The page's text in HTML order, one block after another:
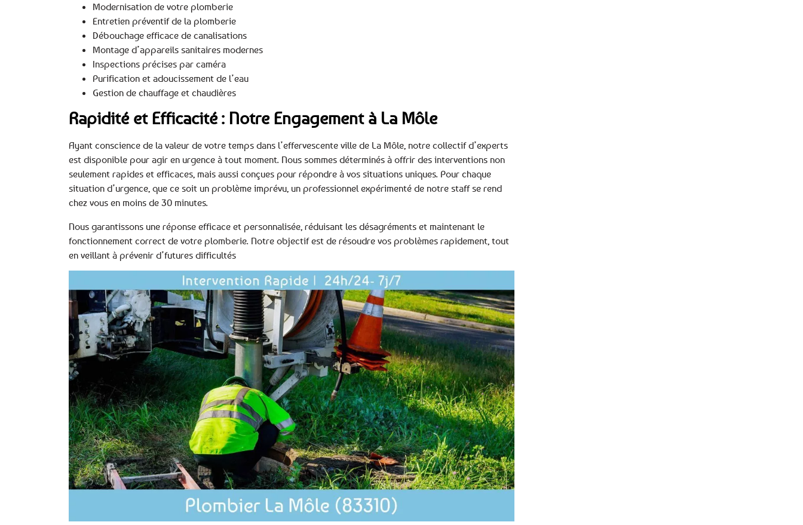
Modernisation de votre plomberie
Entretien préventif de la plomberie
Débouchage efficace de canalisations
Montage d’appareils sanitaires modernes
Inspections précises par caméra
Purification et adoucissement de l’eau
Gestion de chauffage et chaudières
Rapidité et Efficacité : Notre Engagement à La Môle
Ayant conscience de la valeur de votre temps dans l’effervescente ville de La Môle, notre collectif d’experts
est disponible pour agir en urgence à tout moment. Nous sommes déterminés à offrir des interventions non
seulement rapides et efficaces, mais aussi conçues pour répondre à vos situations uniques. Pour chaque
situation d’urgence, que ce soit un problème imprévu, un professionnel expérimenté de notre staff se rend
chez vous en moins de 30 minutes.
Nous garantissons une réponse efficace et personnalisée, réduisant les désagréments et maintenant le
fonctionnement correct de votre plomberie. Notre objectif est de résoudre vos problèmes rapidement, tout
en veillant à prévenir d’futures difficultés